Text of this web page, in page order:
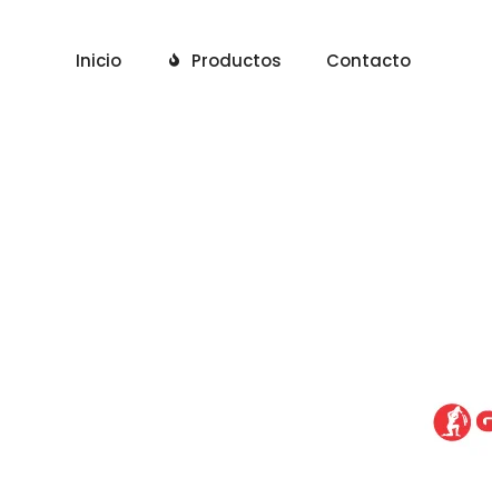
Inicio Productos Contacto